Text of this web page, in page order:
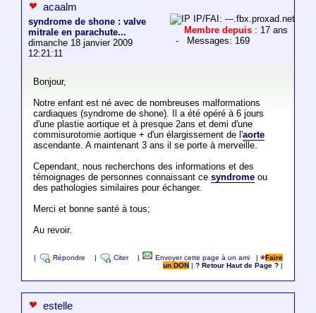
acaalm
syndrome de shone : valve
mitrale en parachute...
dimanche 18 janvier 2009
12:21:11
IP/FAI: ---.fbx.proxad.net
Membre depuis : 17 ans
- Messages: 169
Bonjour,
Notre enfant est né avec de nombreuses malformations
cardiaques (syndrome de shone). Il a été opéré à 6 jours
d'une plastie aortique et à presque 2ans et demi d'une
commisurotomie aortique + d'un élargissement de l'aorte
ascendante. A maintenant 3 ans il se porte à merveille.
Cependant, nous recherchons des informations et des
témoignages de personnes connaissant ce syndromeou
des pathologies similaires pour échanger.
Merci et bonne santé à tous;
Au revoir.
Répondre Citer Envoyer cette page à un ami |
Faire
un DON
|? Retour Haut de Page ?
estelle